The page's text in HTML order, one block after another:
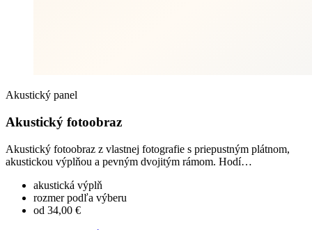
Akustický panel
Akustický fotoobraz
Akustický fotoobraz z vlastnej fotografie s priepustným plátnom,
akustickou výplňou a pevným dvojitým rámom. Hodí…
akustická výplň
rozmer podľa výberu
od 34,00 €